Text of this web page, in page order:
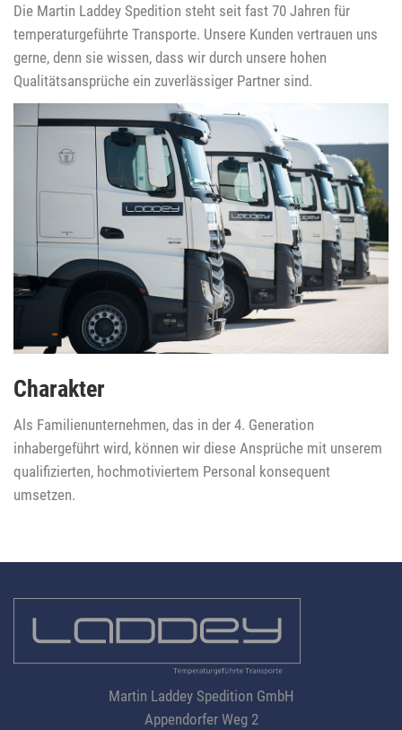
Die Martin Laddey Spedition steht seit fast 70 Jahren für
temperaturgeführte Transporte. Unsere Kunden vertrauen uns
gerne, denn sie wissen, dass wir durch unsere hohen
Qualitätsansprüche ein zuverlässiger Partner sind.
Charakter
Als Familienunternehmen, das in der 4. Generation
inhabergeführt wird, können wir diese Ansprüche mit unserem
qualifizierten, hochmotiviertem Personal konsequent
umsetzen.
Footer
Martin Laddey Spedition GmbH
Appendorfer Weg 2